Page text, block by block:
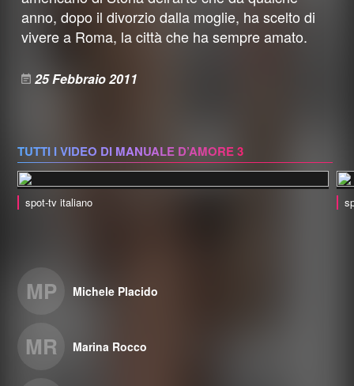
anno, dopo il divorzio dalla moglie, ha scelto di
vivere a Roma, la città che ha sempre amato.
25 Febbraio 2011
TUTTI I VIDEO DI MANUALE D’AMORE 3
spot-tv italiano
MP Michele Placido
MR Marina Rocco